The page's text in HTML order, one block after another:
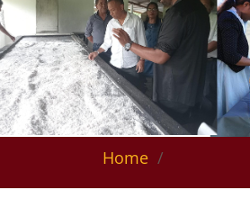
Home